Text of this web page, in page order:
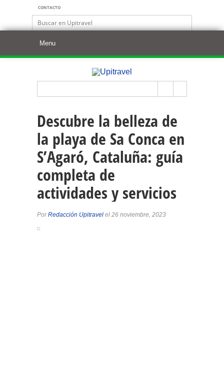
CONTACTO
Descubre la belleza de
la playa de Sa Conca en
S’Agaró, Cataluña: guía
completa de
actividades y servicios
PorRedacción Upitravel el 26 noviembre, 2023